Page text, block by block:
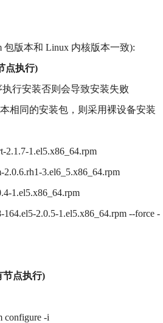
包版本和 Linux 内核版本一致):
点执行)
行安装否则会导致安装失败
相同的安装包，则采用裸设备安装
2.1.7-1.el5.x86_64.rpm
2.0.6.rh1-3.el6_5.x86_64.rpm
1.el5.x86_64.rpm
164.el5-2.0.5-1.el5.x86_64.rpm --force -
节点执行)
configure -i